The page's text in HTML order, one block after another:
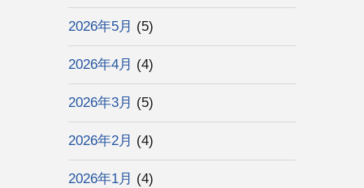
2026年5月 (5)
2026年4月 (4)
2026年3月 (5)
2026年2月 (4)
2026年1月 (4)